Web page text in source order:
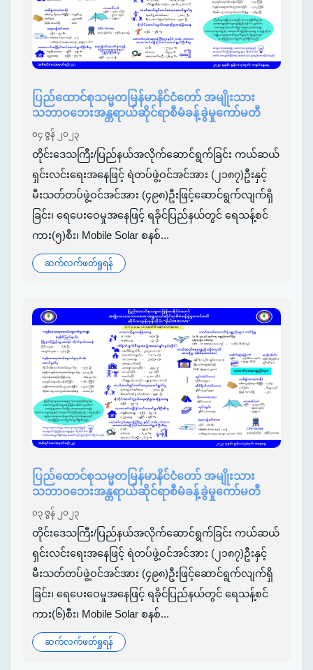
ပြည်ထောင်စုသမ္မတမြန်မာနိင်ငံတော် အမျိုးသား
သဘာဝဘေးအန္တရာယ်ဆိုင်ရာစီမံခန့်ခွဲမှုကော်မတီ
၀၄ ဇွန် ၂၀၂၃
တိုင်းဒေသကြီး/ပြည်နယ်အလိုက်ဆောင်ရွက်ခြင်း ကယ်ဆယ်
ရှင်းလင်းရေးအနေဖြင့် ရဲတပ်ဖွဲ့ဝင်အင်အား (၂၁၈၇)ဦးနှင့်
မီးသတ်တပ်ဖွဲ့ဝင်အင်အား (၄၉၈)ဦးဖြင့်ဆောင်ရွက်လျက်ရှိ
ခြင်း၊ ရေပေးဝေမှုအနေဖြင့် ရခိုင်ပြည်နယ်တွင် ရေသန့်စင်
ကား(၅)စီး၊ Mobile Solar စနစ်...
ဆက်လက်ဖတ်ရှုရန်
ပြည်ထောင်စုသမ္မတမြန်မာနိင်ငံတော် အမျိုးသား
သဘာဝဘေးအန္တရာယ်ဆိုင်ရာစီမံခန့်ခွဲမှုကော်မတီ
၀၃ ဇွန် ၂၀၂၃
တိုင်းဒေသကြီး/ပြည်နယ်အလိုက်ဆောင်ရွက်ခြင်း ကယ်ဆယ်
ရှင်းလင်းရေးအနေဖြင့် ရဲတပ်ဖွဲ့ဝင်အင်အား (၂၁၈၇)ဦးနှင့်
မီးသတ်တပ်ဖွဲ့ဝင်အင်အား (၄၉၈)ဦးဖြင့်ဆောင်ရွက်လျက်ရှိ
ခြင်း၊ ရေပေးဝေမှုအနေဖြင့် ရခိုင်ပြည်နယ်တွင် ရေသန့်စင်
ကား(၆)စီး၊ Mobile Solar စနစ်...
ဆက်လက်ဖတ်ရှုရန်